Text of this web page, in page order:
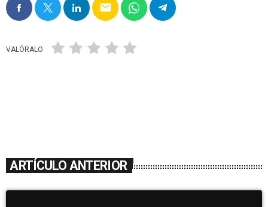
email
VALÓRALO
ARTÍCULO ANTERIOR